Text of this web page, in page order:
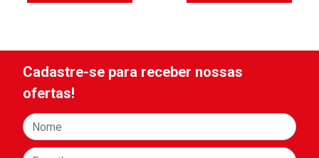
Cadastre-se para receber nossas
ofertas!